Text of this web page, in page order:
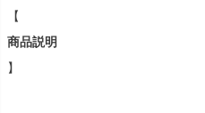
【
商品説明
】